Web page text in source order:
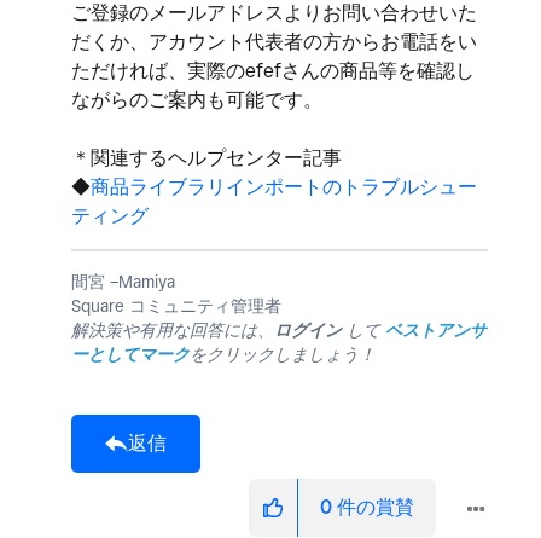
ご登録のメールアドレスよりお問い合わせいた
だくか、アカウント代表者の方からお電話をい
ただければ、実際のefefさんの商品等を確認し
ながらのご案内も可能です。
＊関連するヘルプセンター記事
◆商品ライブラリインポートのトラブルシュー
ティング
間宮 −Mamiya
Square コミュニティ管理者
解決策や有用な回答には、
ログインして ベストアンサ
ーとしてマークをクリックしましょう！
返信
0 件の賞賛